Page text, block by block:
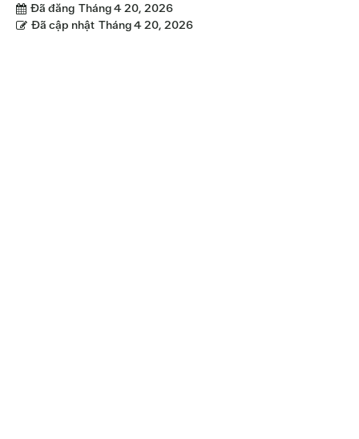
Đã đăng Tháng 4 20, 2026
Đã cập nhật Tháng 4 20, 2026